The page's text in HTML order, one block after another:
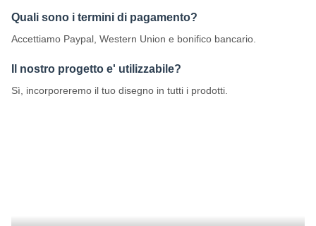
Quali sono i termini di pagamento?
Accettiamo Paypal, Western Union e bonifico bancario.
Il nostro progetto e' utilizzabile?
Sì, incorporeremo il tuo disegno in tutti i prodotti.